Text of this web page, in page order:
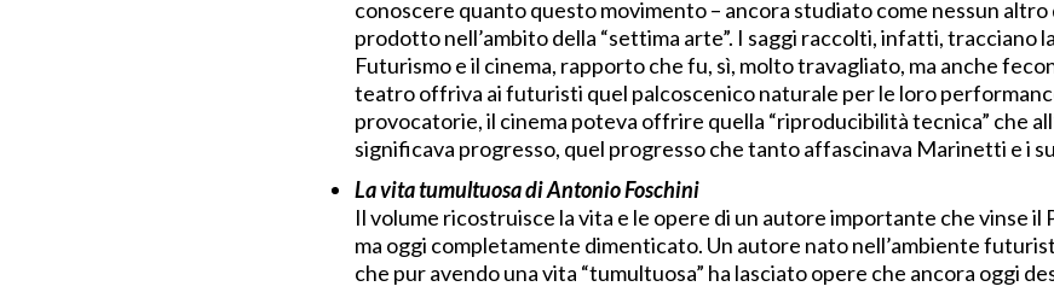
conoscere quanto questo movimento – ancora studiato come nessun
prodotto nell’ambito della “settima arte”. I saggi raccolti, infatti, tracciano
Futurismo e il cinema, rapporto che fu, sì, molto travagliato, ma anche
teatro offriva ai futuristi quel palcoscenico naturale per le loro
provocatorie, il cinema poteva offrire quella “riproducibilità tecnica” che
significava progresso, quel progresso che tanto affascinava Marinetti e i
La vita tumultuosa di Antonio Foschini
Il volume ricostruisce la vita e le opere di un autore importante che vinse il
ma oggi completamente dimenticato. Un autore nato nell’ambiente
che pur avendo una vita “tumultuosa” ha lasciato opere che ancora oggi